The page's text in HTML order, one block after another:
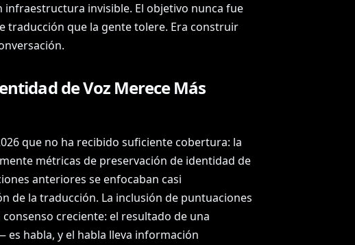
infraestructura invisible. El objetivo nunca fue
traducción que la gente tolere. Era construir
de Voz Merece Más
que no ha recibido suficiente cobertura: la
métricas de preservación de identidad de
anteriores se enfocaban casi
de la traducción. La inclusión de puntuaciones
creciente: el resultado de una
habla, y el habla lleva información